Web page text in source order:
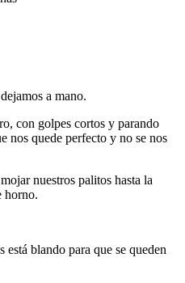
a mano.
con golpes cortos y parando
nos quede perfecto y no se nos
nuestros palitos hasta la
horno.
está blando para que se queden